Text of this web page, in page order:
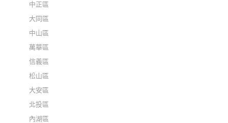
中正區
大同區
中山區
萬華區
信義區
松山區
大安區
北投區
內湖區